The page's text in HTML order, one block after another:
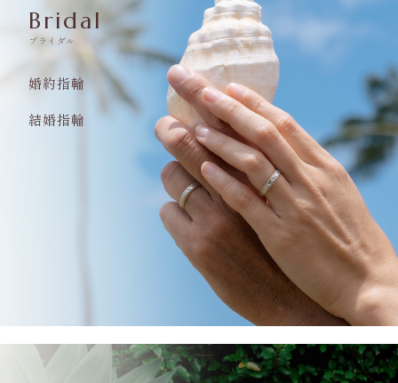
Bridal
ブライダル
婚約指輪
結婚指輪